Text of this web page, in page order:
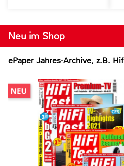
Neu im Shop
ePaper Jahres-Archive, z.B.